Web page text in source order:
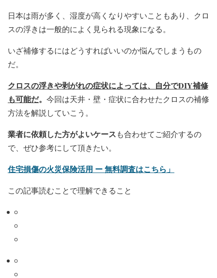
日本は雨が多く、湿度が高くなりやすいこともあり、クロ
スの浮きは一般的によく見られる現象になる。
いざ補修するにはどうすればいいのか悩んでしまうもの
だ。
クロスの浮きや剥がれの症状によっては、自分でDIY補修
も可能だ。 今回は天井・壁・症状に合わせたクロスの補修
方法を解説していこう。
業者に依頼した方がよいケースも合わせてご紹介するの
で、ぜひ参考にして頂きたい。
住宅損傷の火災保険活用 ー 無料調査はこちら」
この記事読むことで理解できること